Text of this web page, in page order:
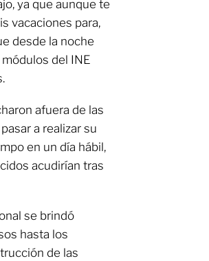
ya que aunque te
vacaciones para,
desde la noche
del INE
afuera de las
a realizar su
en un día hábil,
acudirían tras
se brindó
hasta los
de las